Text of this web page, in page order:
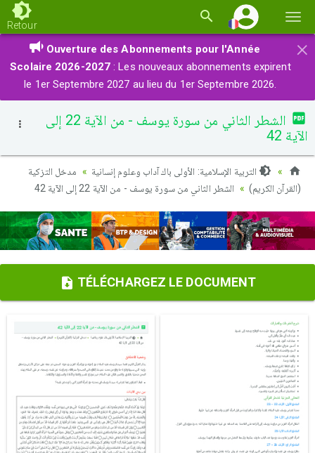
la
Retour
×
Ouverture des Abonnements pour l'Année
Scolaire 2026-2027 : Les nouveaux abonnements expirent
le 1er Septembre 2027 au lieu du 1er Septembre 2026.
الشطر الثاني من سورة يوسف - من الآية 22 إلى
الآية 42
التربية الإسلامية: الأولى باك آداب وعلوم إنسانية
مدخل التزكية
(القرآن الكريم)
الشطر الثاني من سورة يوسف - من الآية 22 إلى الآية 42
TÉLÉCHARGEZ LE DOCUMENT